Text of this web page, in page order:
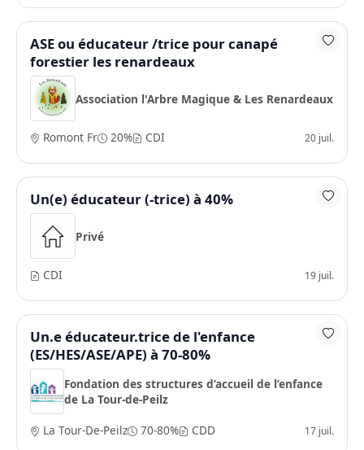
ASE ou éducateur /trice pour canapé
forestier les renardeaux
Association l'Arbre Magique & Les Renardeaux
Romont Fr 20% CDI 20 juil.
Un(e) éducateur (-trice) à 40%
Privé
CDI 19 juil.
Un.e éducateur.trice de l'enfance
(ES/HES/ASE/APE) à 70-80%
Fondation des structures d’accueil de l’enfance
de La Tour-de-Peilz
La Tour-De-Peilz
70-80% CDD 17 juil.